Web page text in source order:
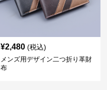
¥2,480 (税込)
メンズ用デザイン二つ折り革財
布